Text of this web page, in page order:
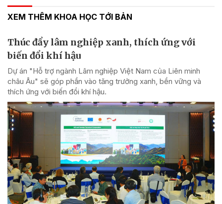
XEM THÊM KHOA HỌC TỚI BẢN
Thúc đẩy lâm nghiệp xanh, thích ứng với
biến đổi khí hậu
Dự án "Hỗ trợ ngành Lâm nghiệp Việt Nam của Liên minh
châu Âu" sẽ góp phần vào tăng trưởng xanh, bền vững và
thích ứng với biến đổi khí hậu.